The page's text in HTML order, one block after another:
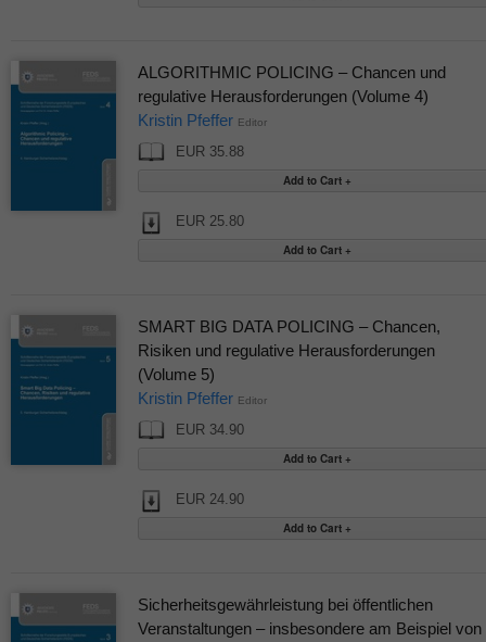
ALGORITHMIC POLICING – Chancen und
regulative Herausforderungen (Volume 4)
Kristin Pfeffer Editor
EUR 35.88
EUR 25.80
SMART BIG DATA POLICING – Chancen,
Risiken und regulative Herausforderungen
(Volume 5)
Kristin Pfeffer Editor
EUR 34.90
EUR 24.90
Sicherheitsgewährleistung bei öffentlichen
Veranstaltungen – insbesondere am Beispiel von